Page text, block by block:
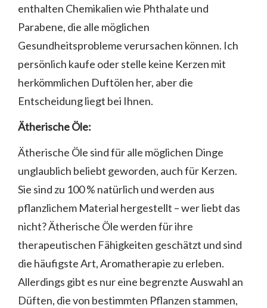
enthalten Chemikalien wie Phthalate und
Parabene, die alle möglichen
Gesundheitsprobleme verursachen können. Ich
persönlich kaufe oder stelle keine Kerzen mit
herkömmlichen Duftölen her, aber die
Entscheidung liegt bei Ihnen.
Ätherische Öle:
Ätherische Öle sind für alle möglichen Dinge
unglaublich beliebt geworden, auch für Kerzen.
Sie sind zu 100 % natürlich und werden aus
pflanzlichem Material hergestellt – wer liebt das
nicht? Ätherische Öle werden für ihre
therapeutischen Fähigkeiten geschätzt und sind
die häufigste Art, Aromatherapie zu erleben.
Allerdings gibt es nur eine begrenzte Auswahl an
Düften, die von bestimmten Pflanzen stammen,